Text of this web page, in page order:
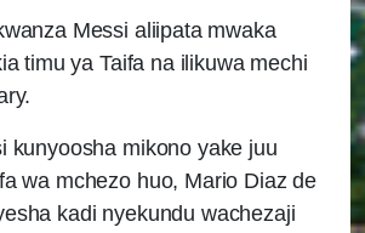
Messi aliipata mwaka
timu ya Taifa na ilikuwa mechi
kunyoosha mikono yake juu
wa mchezo huo, Mario Diaz de
kadi nyekundu wachezaji